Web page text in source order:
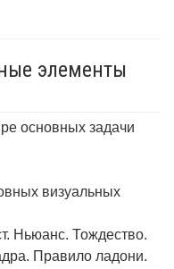
элементы
основных задачи
визуальных
Ньюанс. Тождество.
Правило ладони.